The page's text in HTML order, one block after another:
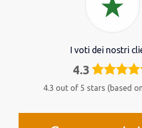
I voti dei nostri
4.3 4,3
4.3 out of 5 stars (based